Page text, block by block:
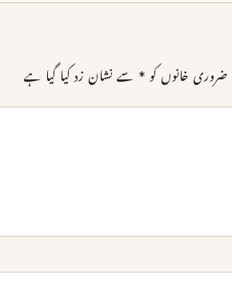
ضروری خانوں کو * سے نشان زد کیا گیا ہے